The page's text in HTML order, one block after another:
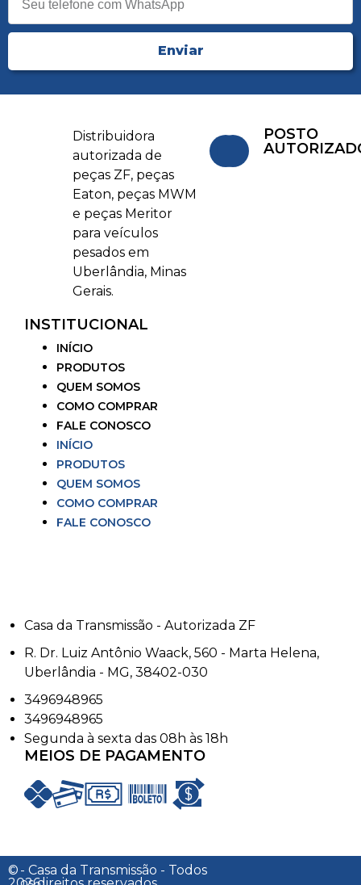
Enviar
Distribuidora
autorizada de
peças ZF, peças
Eaton, peças MWM
e peças Meritor
para veículos
pesados em
Uberlândia, Minas
Gerais.
POSTO
INSTITUCIONAL
INÍCIO
PRODUTOS
QUEM SOMOS
COMO COMPRAR
FALE CONOSCO
INÍCIO
PRODUTOS
QUEM SOMOS
COMO COMPRAR
FALE CONOSCO
Casa da Transmissão - Autorizada ZF
R. Dr. Luiz Antônio Waack, 560 - Marta Helena,
Uberlândia - MG, 38402-030
3496948965
3496948965
Segunda à sexta das 08h às 18h
MEIOS DE PAGAMENTO
© - Casa da Transmissão - Todos